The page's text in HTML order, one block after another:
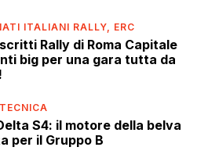
ITALIANI RALLY, ERC
Rally di Roma Capitale
big per una gara tutta da
TECNICA
S4: il motore della belva
per il Gruppo B